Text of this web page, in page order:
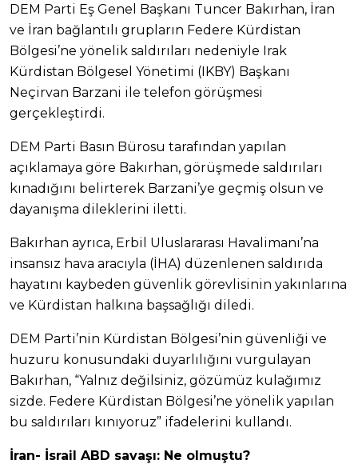
DEM Parti Eş Genel Başkanı Tuncer Bakırhan, İran
ve İran bağlantılı grupların Federe Kürdistan
Bölgesi’ne yönelik saldırıları nedeniyle Irak
Kürdistan Bölgesel Yönetimi (IKBY) Başkanı
Neçirvan Barzani ile telefon görüşmesi
gerçekleştirdi.
DEM Parti Basın Bürosu tarafından yapılan
açıklamaya göre Bakırhan, görüşmede saldırıları
kınadığını belirterek Barzani’ye geçmiş olsun ve
dayanışma dileklerini iletti.
Bakırhan ayrıca, Erbil Uluslararası Havalimanı’na
insansız hava aracıyla (İHA) düzenlenen saldırıda
hayatını kaybeden güvenlik görevlisinin yakınlarına
ve Kürdistan halkına başsağlığı diledi.
DEM Parti’nin Kürdistan Bölgesi’nin güvenliği ve
huzuru konusundaki duyarlılığını vurgulayan
Bakırhan, “Yalnız değilsiniz, gözümüz kulağımız
sizde. Federe Kürdistan Bölgesi’ne yönelik yapılan
bu saldırıları kınıyoruz” ifadelerini kullandı.
İran- İsrail ABD savaşı: Ne olmuştu?